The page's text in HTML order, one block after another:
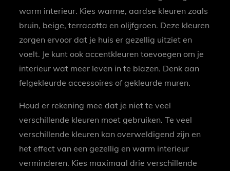
warm interieur. Kies warme, aardse kleuren zoals
bruin, beige, terracotta en olijfgroen. Deze kleuren
zorgen ervoor dat je huis er gezellig uitziet en
voelt. Je kunt ook accentkleuren toevoegen om je
interieur wat meer leven in te blazen. Denk aan
felgekleurde accessoires of gekleurde muren.
Houd er rekening mee dat je niet te veel
verschillende kleuren moet gebruiken. Te veel
verschillende kleuren kan overweldigend zijn en
het effect van een gezellig en warm interieur
verminderen. Kies maximaal drie verschillende